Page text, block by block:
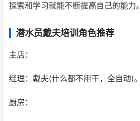
探索和学习就能不断提高自己的能力。
潜水员戴夫培训角色推荐
主店：
经理：戴夫(什么都不用干，全自动)。
厨房：